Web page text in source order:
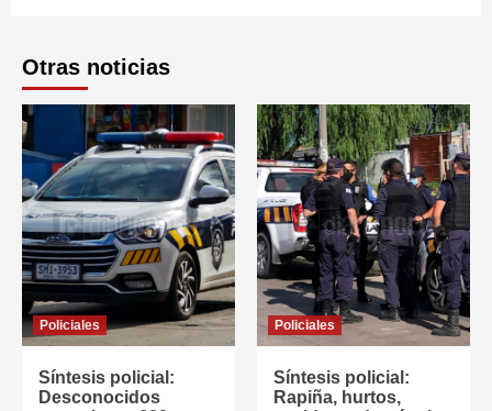
Otras noticias
Policiales
Síntesis policial:
Desconocidos
Policiales
Síntesis policial:
Rapiña, hurtos,